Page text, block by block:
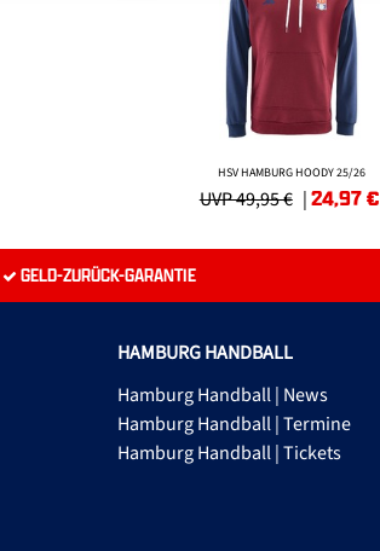
HSV HAMBURG HOODY 25/26
UVP 49,95 € |24,97€
GELD-ZURÜCK-GARANTIE
HAMBURG HANDBALL
Hamburg Handball | News
Hamburg Handball | Termine
Hamburg Handball | Tickets